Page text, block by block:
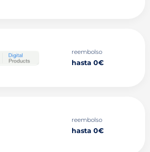
reembolso
hasta 0€
reembolso
hasta 0€